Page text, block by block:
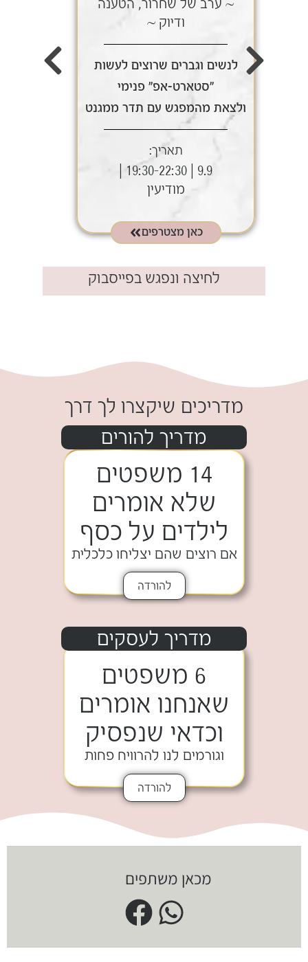
~ ערב של שחרור, הטענה
ודיוק ~
לנשים וגברים שרוצים לעשות
"סטארט-אפ" פנימי
ולצאת מהמפגש עם תדר ממגנט
תאריך:
מודיעין
כאן מצטרפים
לחיצה ונפגש בפייסבוק​
מדריכים שיקצרו לך דרך
מדריך להורים
14 משפטים
שלא אומרים
לילדים על כסף
אם רוצים שהם יצליחו כלכלית
להורדה
מדריך לעסקים
6 משפטים
שאנחנו אומרים
וכדאי שנפסיק
וגורמים לנו להרוויח פחות
להורדה
מכאן משתפים